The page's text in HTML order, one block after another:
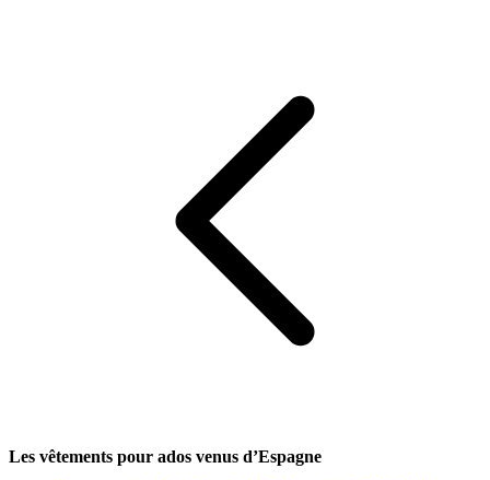
Les vêtements pour ados venus d’Espagne